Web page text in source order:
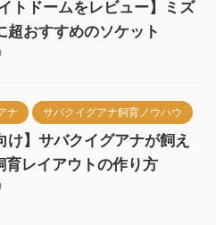
イトドームをレビュー】ミズ
超おすすめのソケット
ナ サバクイグアナ飼育ノウハウ
け】サバクイグアナが飼え
レイアウトの作り方